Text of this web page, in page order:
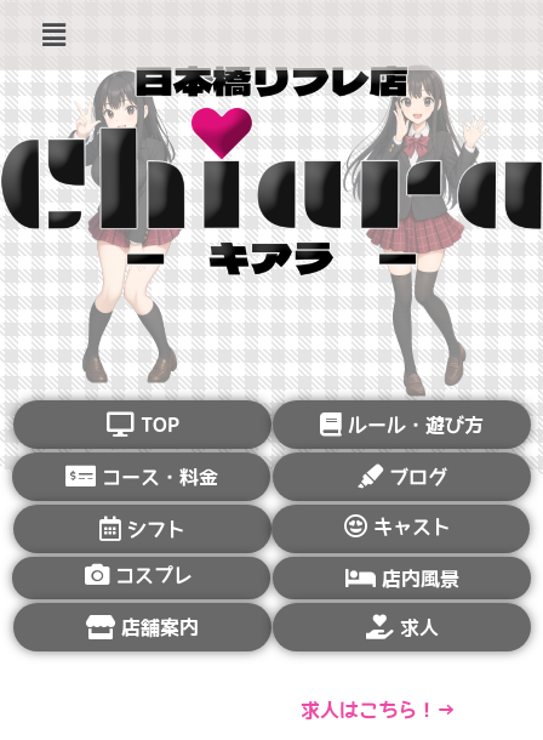
TOP ルール・遊び方
コース・料金 ブログ
シフト キャスト
コスプレ 店内風景
店舗案内 求人
求人はこちら！→